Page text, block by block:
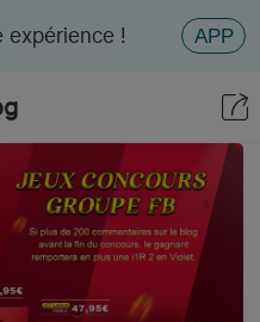
expérience ! APP